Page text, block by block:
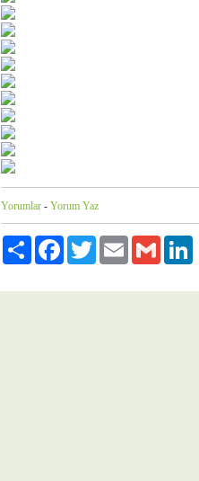
Yorumlar - Yorum Yaz
Paylaş FacebookTwitter Email Gmail